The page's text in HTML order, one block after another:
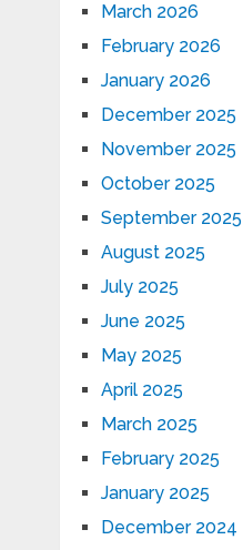
March 2026
February 2026
January 2026
December 2025
November 2025
October 2025
September 2025
August 2025
July 2025
June 2025
May 2025
April 2025
March 2025
February 2025
January 2025
December 2024